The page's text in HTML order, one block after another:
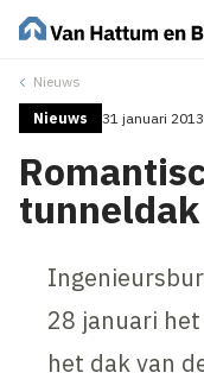
Nieuws
Nieuws 31 januari 2013
28 januari
het dak van